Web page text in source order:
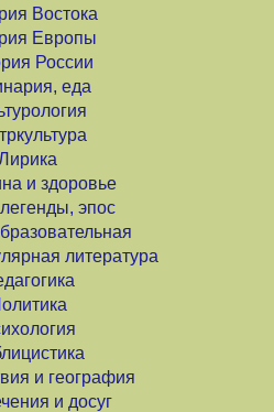
Востока
Европы
России
еда
и здоровье
эпос
литература
и география
и досуг